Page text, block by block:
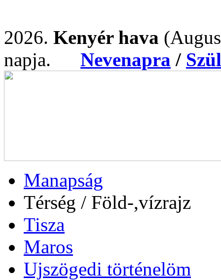
2026. Kenyér hava
napja. Nevenapra /
Manapság
Térség / Föld-,vízrajz
Tisza
Maros
Ujszögedi történelöm